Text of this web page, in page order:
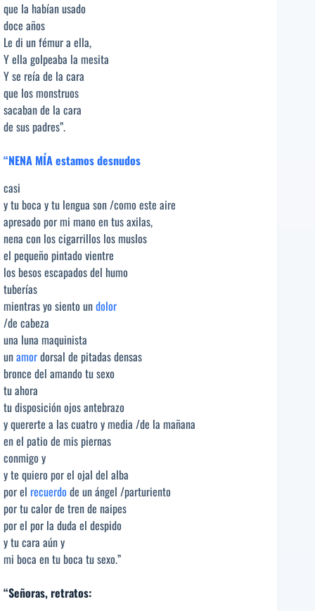
que la habían usado
doce años
Le di un fémur a ella,
Y ella golpeaba la mesita
Y se reía de la cara
que los monstruos
sacaban de la cara
de sus padres”.
“NENA MÍA estamos desnudos
casi
y tu boca y tu lengua son /como este aire
apresado por mi mano en tus axilas,
nena con los cigarrillos los muslos
el pequeño pintado vientre
los besos escapados del humo
tuberías
mientras yo siento undolor
/de cabeza
una luna maquinista
unamordorsal de pitadas densas
bronce del amando tu sexo
tu ahora
tu disposición ojos antebrazo
y quererte a las cuatro y media /de la mañana
en el patio de mis piernas
conmigo y
y te quiero por el ojal del alba
por el recuerdo de un ángel /parturiento
por tu calor de tren de naipes
por el por la duda el despido
y tu cara aún y
mi boca en tu boca tu sexo.”
“Señoras, retratos: